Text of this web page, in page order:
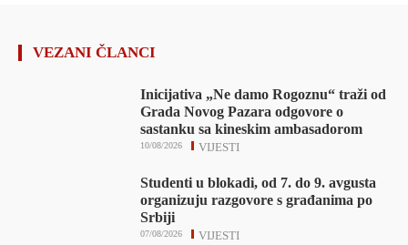
VEZANI ČLANCI
Inicijativa „Ne damo Rogoznu“ traži od
Grada Novog Pazara odgovore o
sastanku sa kineskim ambasadorom
VIJESTI
10/08/2026
Studenti u blokadi, od 7. do 9. avgusta
organizuju razgovore s građanima po
Srbiji
VIJESTI
07/08/2026